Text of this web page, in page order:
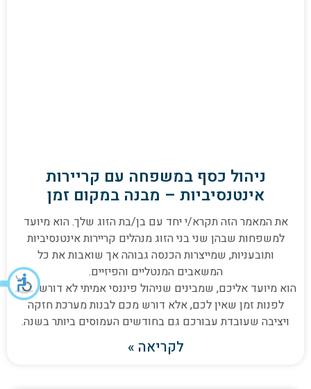
ניהול כסף במשפחה עם קריירות
אינטנסיביות – מבנה במקום זמן
את המאמר הזה תקרא/י יחד עם בן/בת הזוג שלך. הוא מיועד
למשפחות שבהן שני בני הזוג מנהלים קריירות אינטנסיביות
ותובעניות, שמייצרות הכנסה גבוהה אך שואבות את כל
המשאבים המנטליים והפיזיים.
הוא מיועד אליכם, שמבינים שניהול פיננסי אמיתי לא דורש מכם
לפנות זמן שאין לכם, אלא דורש מכם לבנות מערכת חזקה
ויציבה שעובדת עבורכם גם בחודשים העמוסים ביותר בשנה.
לקריאה »